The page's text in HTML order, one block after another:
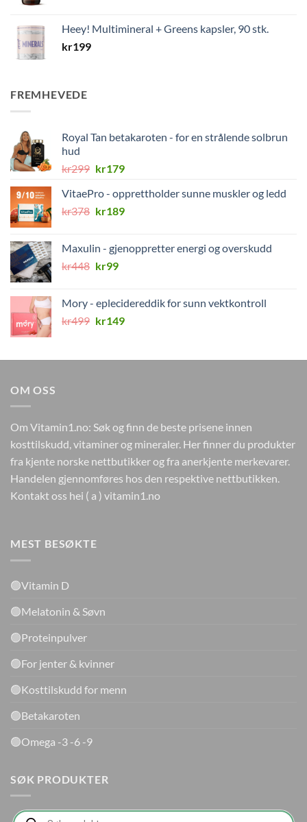
Heey! Multimineral + Greens kapsler, 90 stk.
kr199
FREMHEVEDE
Royal Tan betakaroten - for en strålende solbrun
hud
kr299 Opprinnelig
var:
kr299.
kr179Nåværende
er:
kr179.
VitaePro - opprettholder sunne muskler og ledd
kr378 Opprinnelig
kr378.
kr189Nåværende
kr189.
Maxulin - gjenoppretter energi og overskudd
kr448 Opprinnelig
kr448.
kr99Nåværende
kr99.
Mory - eplecidereddik for sunn vektkontroll
kr499 Opprinnelig
kr499.
kr149Nåværende
kr149.
OM OSS
Om Vitamin1.no: Søk og finn de beste prisene innen
kosttilskudd, vitaminer og mineraler. Her finner du produkter
fra kjente norske nettbutikker og fra anerkjente merkevarer.
Handelen gjennomføres hos den respektive nettbutikken.
Kontakt oss hei ( a ) vitamin1.no
MEST BESØKTE
🟢Vitamin D
🟢Melatonin & Søvn
🟢Proteinpulver
🟢For jenter & kvinner
🟢Kosttilskudd for menn
🟢Betakaroten
🟢Omega -3 -6 -9
SØK PRODUKTER
Products